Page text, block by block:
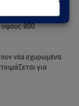
ύψους 800
νέα οχυρωμένα
για